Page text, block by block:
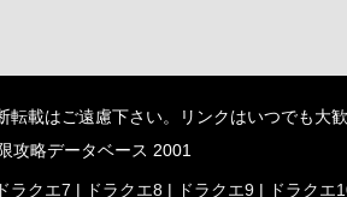
転載はご遠慮下さい。リンクはいつでも大
攻略データベース 2001
ドラクエ7 | ドラクエ8 | ドラクエ9 | ドラクエ